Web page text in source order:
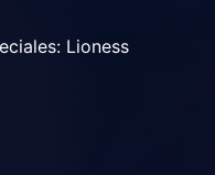
Lioness